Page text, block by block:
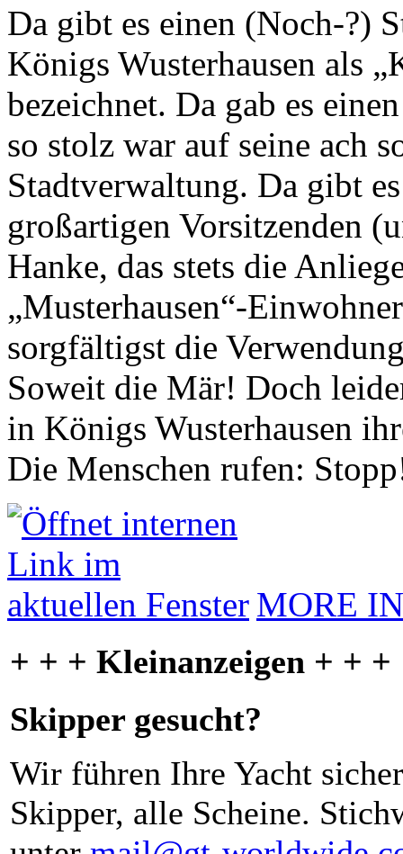
Da gibt es einen (Noch-?)
Königs Wusterhausen als
bezeichnet. Da gab es
so stolz war auf seine ach
Stadtverwaltung. Da gibt
großartigen Vorsitzenden
Hanke, das stets die
„Musterhausen“-
sorgfältigst die
Soweit die Mär! Doch
in Königs Wusterhausen
Die Menschen rufen:
MORE
+ + + Kleinanzeigen + + +
Skipper gesucht?
Wir führen Ihre Yacht
Skipper, alle Scheine.